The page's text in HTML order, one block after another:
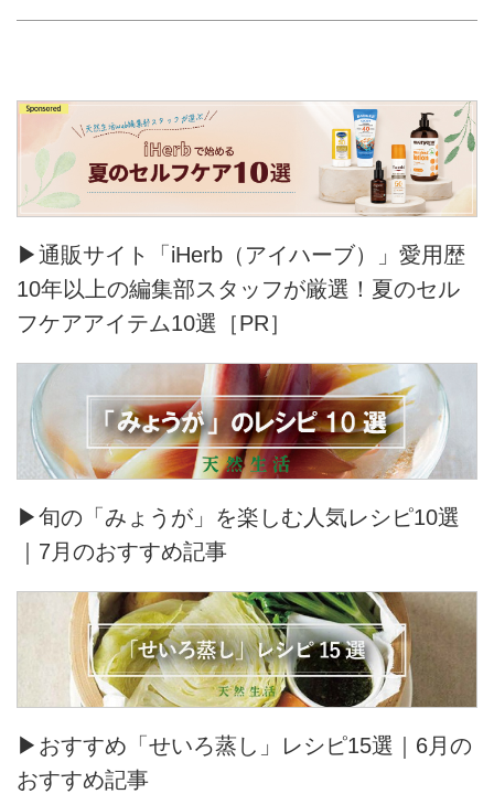
▶通販サイト「iHerb（アイハーブ）」愛用歴
10年以上の編集部スタッフが厳選！夏のセル
フケアアイテム10選［PR］
▶旬の「みょうが」を楽しむ人気レシピ10選
｜7月のおすすめ記事
▶おすすめ「せいろ蒸し」レシピ15選｜6月の
おすすめ記事